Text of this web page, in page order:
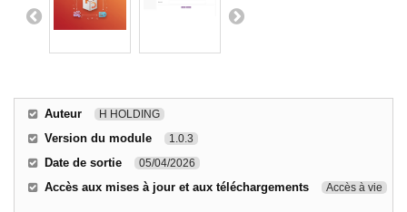
Auteur H HOLDING
Version du module 1.0.3
Date de sortie 05/04/2026
Accès aux mises à jour et aux téléchargements Accès à vie